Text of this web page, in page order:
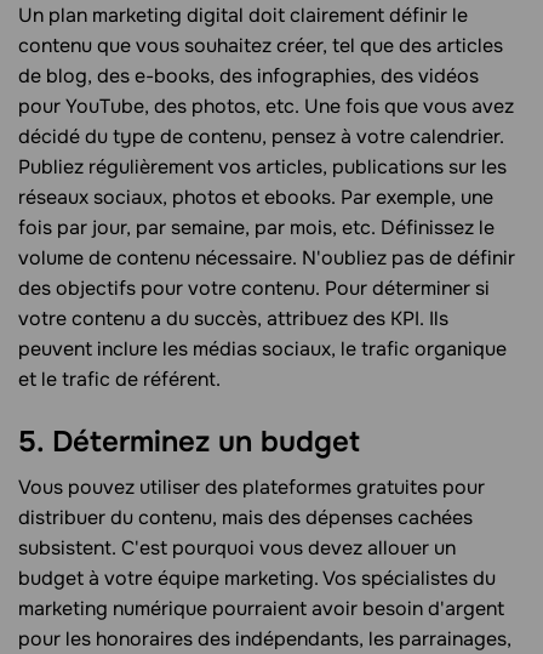
Un plan marketing digital doit clairement définir le
contenu que vous souhaitez créer, tel que des articles
de blog, des e-books, des infographies, des vidéos
pour YouTube, des photos, etc. Une fois que vous avez
décidé du type de contenu, pensez à votre calendrier.
Publiez régulièrement vos articles, publications sur les
réseaux sociaux, photos et ebooks. Par exemple, une
fois par jour, par semaine, par mois, etc. Définissez le
volume de contenu nécessaire. N'oubliez pas de définir
des objectifs pour votre contenu. Pour déterminer si
votre contenu a du succès, attribuez des KPI. Ils
peuvent inclure les médias sociaux, le trafic organique
et le trafic de référent.
5. Déterminez un budget
Vous pouvez utiliser des plateformes gratuites pour
distribuer du contenu, mais des dépenses cachées
subsistent. C'est pourquoi vous devez allouer un
budget à votre équipe marketing. Vos spécialistes du
marketing numérique pourraient avoir besoin d'argent
pour les honoraires des indépendants, les parrainages,